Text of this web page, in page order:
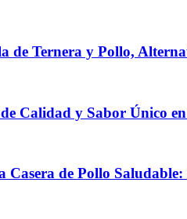
de Ternera y Pollo,
Calidad y Sabor Único
de Pollo